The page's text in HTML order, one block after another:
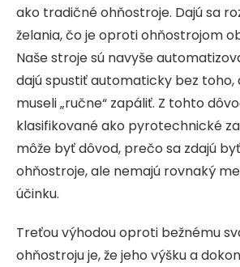
ako tradičné ohňostroje. Dajú sa
želania, čo je oproti ohňostrojom
Naše stroje sú navyše
dajú spustiť automaticky bez toho,
museli „ručne“ zapáliť. Z tohto
klasifikované ako pyrotechnické
môže byť dôvod, prečo sa zdajú
ohňostroje, ale nemajú rovnaký
účinku.
Treťou výhodou oproti bežnému
ohňostroju je, že jeho výšku a